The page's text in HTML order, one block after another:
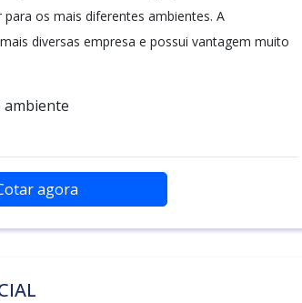
os mais diferentes ambientes. A
diversas empresa e possui vantagem muito
ambiente
agora